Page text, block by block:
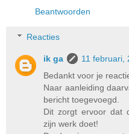
Beantwoorden
Reacties
ik ga
11 februari,
Bedankt voor je
Naar aanleiding
bericht toegevoegd.
Dit zorgt ervoor dat
zijn werk doet!